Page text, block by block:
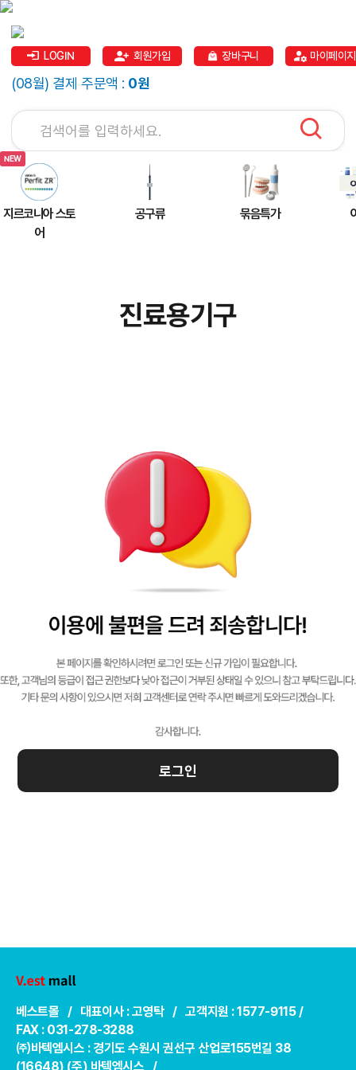
LOGIN 회원가입 장바구니 마이페이지
(08월) 결제 주문액 : 0원
지르코니아 스토
어
공구류 묶음특가
진료용기구
로그인
베스트몰 / 대표이사 : 고영탁 / 고객지원 : 1577-9115 /
FAX : 031-278-3288
㈜바텍엠시스 : 경기도 수원시 권선구 산업로155번길 38
(16648) (주) 바텍엠시스 /